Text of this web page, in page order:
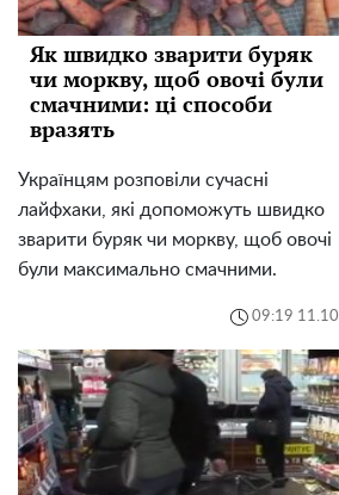
Як швидко зварити буряк
чи моркву, щоб овочі були
смачними: ці способи
вразять
Українцям розповіли сучасні
лайфхаки, які допоможуть швидко
зварити буряк чи моркву, щоб овочі
були максимально смачними.
09:19 11.10